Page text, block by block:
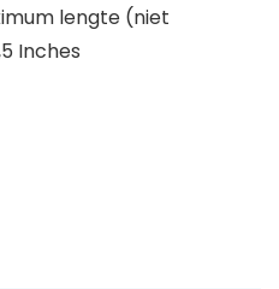
lengte (niet
Inches